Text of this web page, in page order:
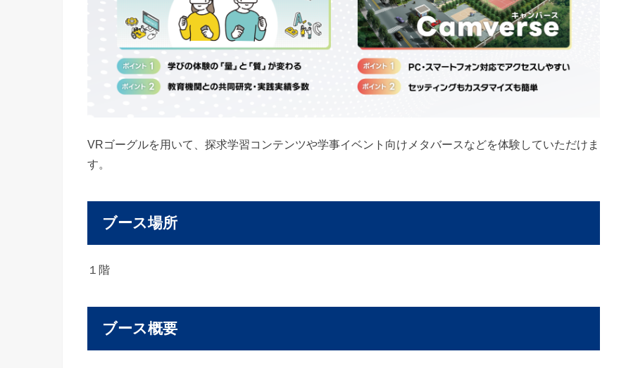
VRゴーグルを用いて、探求学習コンテンツや学事イベント向けメタバースなどを体験していただけま
す。
ブース場所
１階
ブース概要